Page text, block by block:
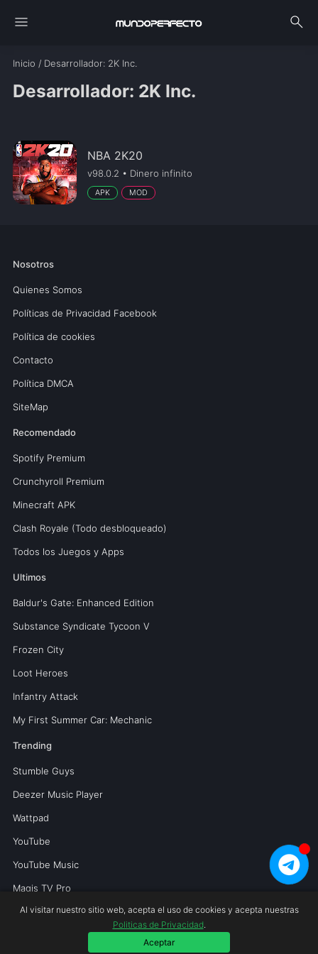
menu search
Inicio / Desarrollador: 2K Inc.
Desarrollador: 2K Inc.
NBA 2K20
v98.0.2 • Dinero infinito
APK MOD
Nosotros
Quienes Somos
Políticas de Privacidad Facebook
Política de cookies
Contacto
Política DMCA
SiteMap
Recomendado
Spotify Premium
Crunchyroll Premium
Minecraft APK
Clash Royale (Todo desbloqueado)
Todos los Juegos y Apps
Ultimos
Baldur's Gate: Enhanced Edition
Substance Syndicate Tycoon V
Frozen City
Loot Heroes
Infantry Attack
My First Summer Car: Mechanic
Trending
Stumble Guys
Deezer Music Player
Wattpad
YouTube
YouTube Music
Magis TV Pro
Copyright © 2026 Mundoperfecto.net.
Al visitar nuestro sitio web, acepta el uso de cookies y acepta nuestras
Politicas de Privacidad.
Aceptar